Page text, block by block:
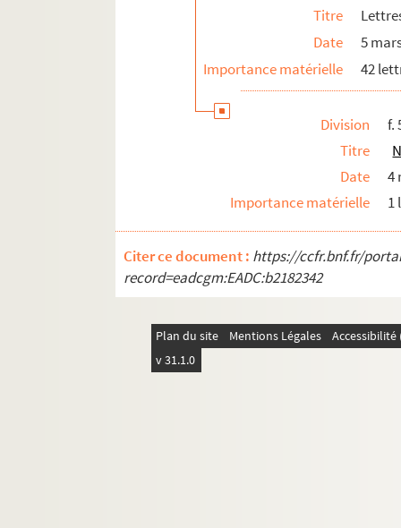
Titre
Date
5
Importance matérielle
42
Division
f.
Titre
Date
4
Importance matérielle
1
Citer ce document : https://ccfr.bnf.fr/
record=eadcgm:EADC:b2182342
Plan du site Mentions Légales
v 31.1.0